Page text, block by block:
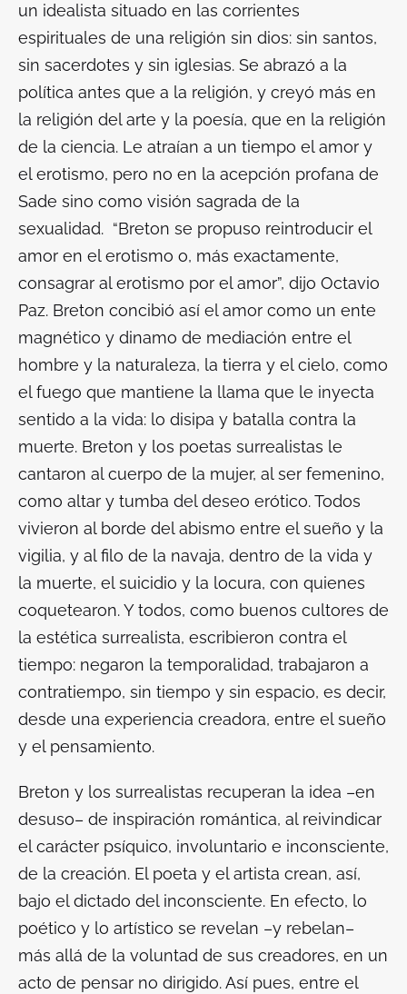
un idealista situado en las corrientes
espirituales de una religión sin dios: sin santos,
sin sacerdotes y sin iglesias. Se abrazó a la
política antes que a la religión, y creyó más en
la religión del arte y la poesía, que en la religión
de la ciencia. Le atraían a un tiempo el amor y
el erotismo, pero no en la acepción profana de
Sade sino como visión sagrada de la
sexualidad. “Breton se propuso reintroducir el
amor en el erotismo o, más exactamente,
consagrar al erotismo por el amor”, dijo Octavio
Paz. Breton concibió así el amor como un ente
magnético y dinamo de mediación entre el
hombre y la naturaleza, la tierra y el cielo, como
el fuego que mantiene la llama que le inyecta
sentido a la vida: lo disipa y batalla contra la
muerte. Breton y los poetas surrealistas le
cantaron al cuerpo de la mujer, al ser femenino,
como altar y tumba del deseo erótico. Todos
vivieron al borde del abismo entre el sueño y la
vigilia, y al filo de la navaja, dentro de la vida y
la muerte, el suicidio y la locura, con quienes
coquetearon. Y todos, como buenos cultores de
la estética surrealista, escribieron contra el
tiempo: negaron la temporalidad, trabajaron a
contratiempo, sin tiempo y sin espacio, es decir,
desde una experiencia creadora, entre el sueño
y el pensamiento.
Breton y los surrealistas recuperan la idea –en
desuso– de inspiración romántica, al reivindicar
el carácter psíquico, involuntario e inconsciente,
de la creación. El poeta y el artista crean, así,
bajo el dictado del inconsciente. En efecto, lo
poético y lo artístico se revelan –y rebelan–
más allá de la voluntad de sus creadores, en un
acto de pensar no dirigido. Así pues, entre el